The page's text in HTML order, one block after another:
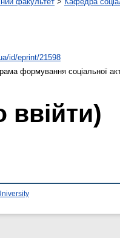
id/eprint/21598
формування соціальної
ввійти)